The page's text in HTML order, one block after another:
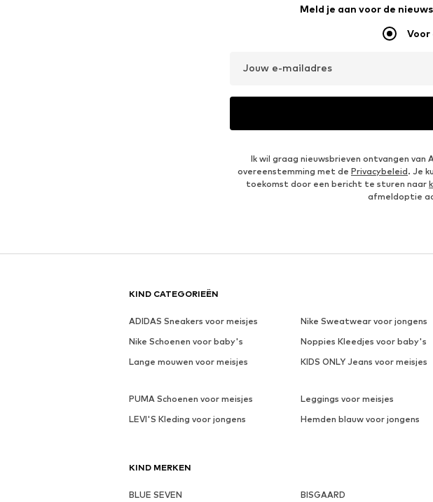
Meld je aan voor de
Voor
Jouw e-mailadres
Ik wil graag nieuwsbrieven ontvangen van
overeenstemming met de Privacybeleid. Je
toekomst door een bericht te sturen naar
afmeldoptie
KIND CATEGORIEËN
ADIDAS Sneakers voor meisjes Nike Sweatwear voor jongens
Nike Schoenen voor baby's
Noppies Kleedjes voor baby's
Lange mouwen voor meisjes
KIDS ONLY Jeans voor meisjes
PUMA Schoenen voor meisjes Leggings voor meisjes
LEVI'S Kleding voor jongens
Hemden blauw voor jongens
KIND MERKEN
BLUE SEVEN BISGAARD